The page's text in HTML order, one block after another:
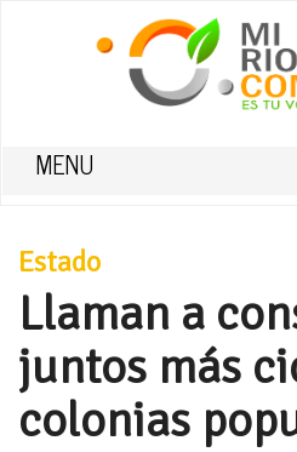
MENU
Estado
Llaman a
juntos más
colonias